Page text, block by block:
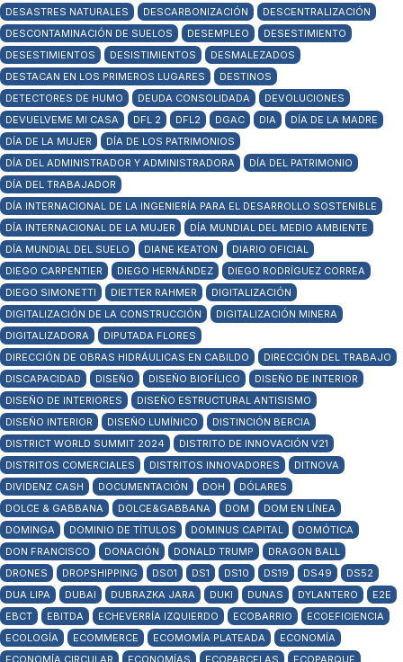
DESASTRES NATURALES
DESCARBONIZACIÓN
DESCENTRALIZACIÓN
DESCONTAMINACIÓN DE SUELOS
DESEMPLEO
DESESTIMIENTO
DESESTIMIENTOS
DESISTIMIENTOS
DESMALEZADOS
DESTACAN EN LOS PRIMEROS LUGARES
DESTINOS
DETECTORES DE HUMO
DEUDA CONSOLIDADA
DEVOLUCIONES
DEVUELVEME MI CASA
DFL 2 DFL2 DGAC DIA
DÍA DE LA MADRE
DÍA DE LA MUJER
DÍA DE LOS PATRIMONIOS
DÍA DEL ADMINISTRADOR Y ADMINISTRADORA
DÍA DEL PATRIMONIO
DÍA DEL TRABAJADOR
DÍA INTERNACIONAL DE LA INGENIERÍA PARA EL DESARROLLO SOSTENIBLE
DÍA INTERNACIONAL DE LA MUJER
DÍA MUNDIAL DEL MEDIO AMBIENTE
DÍA MUNDIAL DEL SUELO
DIANE KEATON
DIARIO OFICIAL
DIEGO CARPENTIER
DIEGO HERNÁNDEZ
DIEGO RODRÍGUEZ CORREA
DIEGO SIMONETTI
DIETTER RAHMER
DIGITALIZACIÓN
DIGITALIZACIÓN DE LA CONSTRUCCIÓN
DIGITALIZACIÓN MINERA
DIGITALIZADORA
DIPUTADA FLORES
DIRECCIÓN DE OBRAS HIDRÁULICAS EN CABILDO
DIRECCIÓN DEL TRABAJO
DISCAPACIDAD
DISEÑO DISEÑO BIOFÍLICO
DISEÑO DE INTERIOR
DISEÑO DE INTERIORES
DISEÑO ESTRUCTURAL ANTISISMO
DISEÑO INTERIOR
DISEÑO LUMÍNICO
DISTINCIÓN BERCIA
DISTRICT WORLD SUMMIT 2024
DISTRITO DE INNOVACIÓN V21
DISTRITOS COMERCIALES
DISTRITOS INNOVADORES
DITNOVA
DIVIDENZ CASH
DOCUMENTACIÓN DOH
DÓLARES
DOLCE & GABBANA
DOLCE&GABBANA DOM
DOM EN LÍNEA
DOMINGA
DOMINIO DE TÍTULOS DOMINUS CAPITAL
DOMÓTICA
DON FRANCISCO
DONACIÓN DONALD TRUMP
DRAGON BALL
DRONES
DROPSHIPPING DS01 DS1 DS10 DS19 DS49
DS52
DUA LIPA
DUBAI DUBRAZKA JARA DUKI DUNAS DYLANTERO
E2E
EBCT
EBITDA ECHEVERRÍA IZQUIERDO ECOBARRIO
ECOEFICIENCIA
ECOLOGÍA
ECOMMERCE ECOMOMÍA PLATEADA
ECONOMÍA